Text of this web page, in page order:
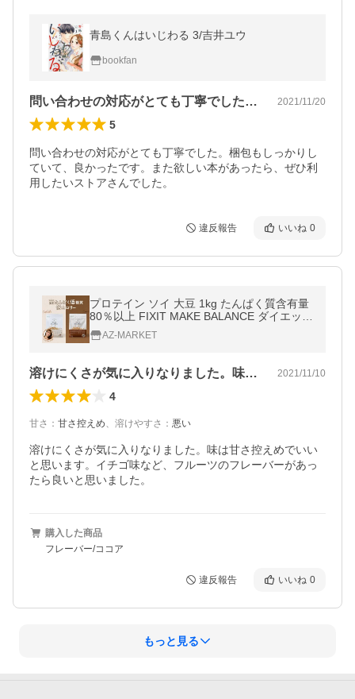
青島くんはいじわる 3/吉井ユウ
bookfan
問い合わせの対応がとても丁寧でした。梱… 2021/11/20
5
問い合わせの対応がとても丁寧でした。梱包もしっかりし
ていて、良かったです。また欲しい本があったら、ぜひ利
用したいストアさんでした。
違反報告 いいね 0
プロテイン ソイ 大豆 1kg たんぱく質含有量
80％以上 FIXIT MAKE BALANCE ダイエット
女性 にも
AZ-MARKET
溶けにくさが気に入りなりました。味は甘… 2021/11/10
4
甘さ ： 甘さ控えめ、 溶けやすさ ： 悪い
溶けにくさが気に入りなりました。味は甘さ控えめでいい
と思います。イチゴ味など、フルーツのフレーバーがあっ
たら良いと思いました。
購入した商品
フレーバー/ココア
違反報告 いいね 0
もっと見る